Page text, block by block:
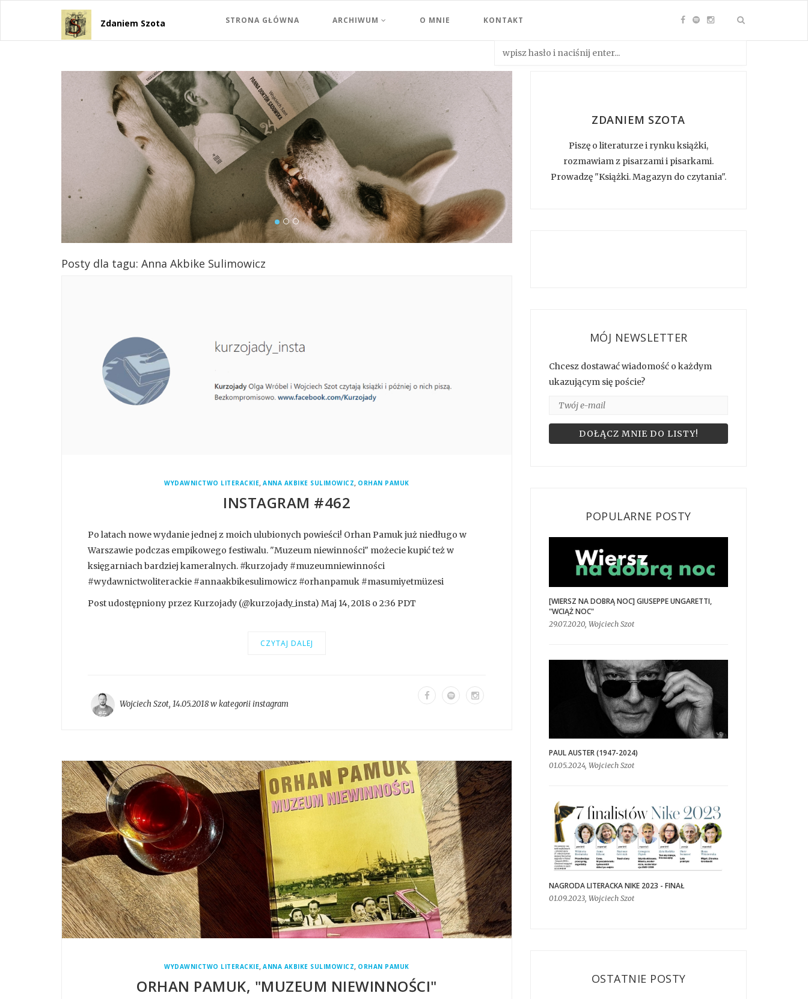
Zdaniem Szota STRONA GŁÓWNA ARCHIWUM O MNIE KONTAKT
Posty dla tagu: Anna Akbike Sulimowicz
WYDAWNICTWO LITERACKIE,ANNA AKBIKE SULIMOWICZ, ORHAN PAMUK
INSTAGRAM #462
Po latach nowe wydanie jednej z moich ulubionych powieści! Orhan Pamuk już niedługo w
Warszawie podczas empikowego festiwalu. "Muzeum niewinności" możecie kupić też w
księgarniach bardziej kameralnych. #kurzojady #muzeumniewinności
#wydawnictwoliterackie #annaakbikesulimowicz #orhanpamuk #masumiyetmüzesi
Post udostępniony przez Kurzojady (@kurzojady_insta) Maj 14, 2018 o 2:36 PDT
CZYTAJ DALEJ
Wojciech Szot, 14.05.2018 w kategoriiinstagram
WYDAWNICTWO LITERACKIE,ANNA AKBIKE SULIMOWICZ, ORHAN PAMUK
ORHAN PAMUK, "MUZEUM NIEWINNOŚCI"
ZDANIEM SZOTA
Piszę o literaturze i rynku książki,
rozmawiam z pisarzami i pisarkami.
Prowadzę "Książki. Magazyn do czytania".
MÓJ NEWSLETTER
Chcesz dostawać wiadomość o każdym
ukazującym się poście?
POPULARNE POSTY
[WIERSZ NA DOBRĄ NOC] GIUSEPPE UNGARETTI,
"WCIĄŻ NOC"
29.07.2020, Wojciech Szot
PAUL AUSTER (1947-2024)
01.05.2024, Wojciech Szot
NAGRODA LITERACKA NIKE 2023 - FINAŁ
01.09.2023, Wojciech Szot
OSTATNIE POSTY